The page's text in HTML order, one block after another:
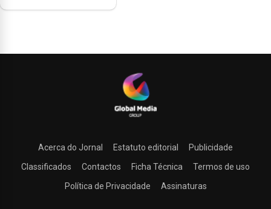
Acerca do Jornal Estatuto editorial
Publicidade
Classificados
Contactos Ficha Técnica
Termos de uso
Política de Privacidade
Assinaturas